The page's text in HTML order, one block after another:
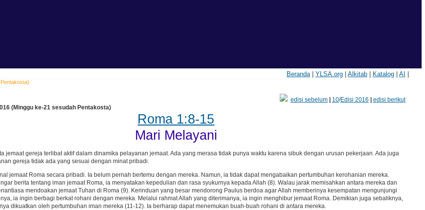
Beranda| YLSA.org| Alkitab| Katalog| AI
edisi sebelum| 10/Edisi 2016
edisi berikut
(Minggu ke-21 sesudah Pentakosta)
Roma 1:8-15
Mari Melayani
jemaat gereja terlibat aktif dalam dinamika pelayanan jemaat. Ada yang merasa tidak punya waktu karena sibuk dengan urusan pekerjaan. Ada juga
gereja tidak ada yang sesuai dengan minat pribadi.
jemaat Roma secara pribadi. Ia belum pernah bertemu dengan mereka. Namun, ia tidak dapat mengabaikan pertumbuhan kerohanian mereka.
berita tentang iman jemaat Roma, ia menyatakan kepedulian dan rasa syukurnya kepada Allah (8). Walau jarak memisahkan antara mereka dan
mendoakan jemaat Tuhan di Roma (9). Kerinduan yang besar mendorong Paulus berdoa agar Allah memberinya kesempatan mengunjungi
ia ingin berbagi berkat rohani dengan mereka. Melalui rahmat Allah yang diterimanya, ia ingin menghibur jemaat Roma. Demikian juga sebaliknya,
dikuatkan oleh pertumbuhan iman mereka (11-12). Ia berharap dapat menemukan buah-buah rohani di antara mereka.